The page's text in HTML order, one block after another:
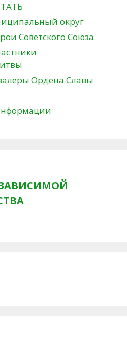
округ
Советского Союза
Ордена Славы